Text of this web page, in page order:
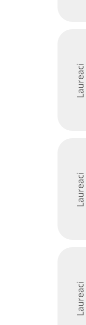
Laureaci
Laureaci
Laureaci